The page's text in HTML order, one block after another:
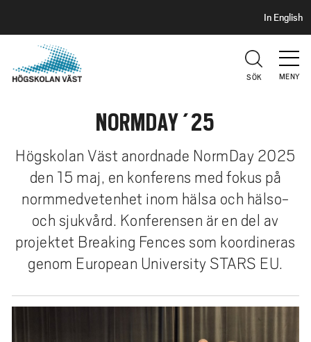
D
H
U
V
In English
MENY
SÖK
NORMDAY´25
Högskolan Väst anordnade NormDay 2025
den 15 maj, en konferens med fokus på
normmedvetenhet inom hälsa och hälso-
och sjukvård. Konferensen är en del av
projektet Breaking Fences som koordineras
genom European University STARS EU.